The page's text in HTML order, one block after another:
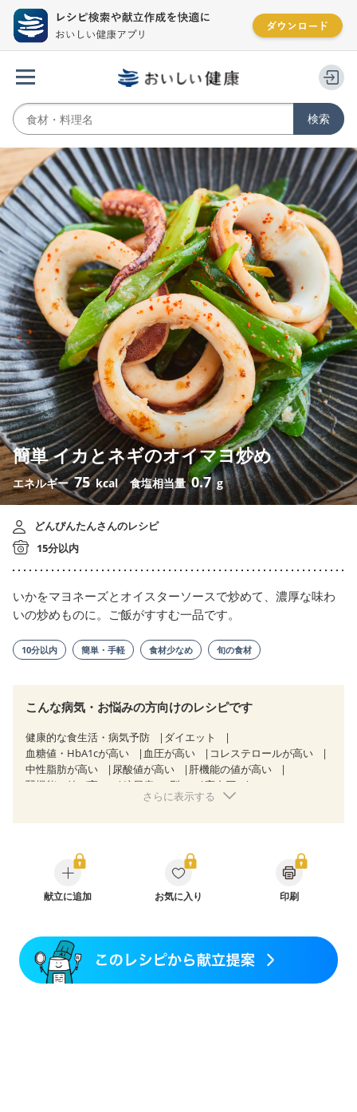
簡単 イカとネギのオイマヨ炒め
エネルギー75 kcal 食塩相当量0.7 g
どんぴんたんさんのレシピ
15分以内
いかをマヨネーズとオイスターソースで炒めて、濃厚な味わ
いの炒めものに。ご飯がすすむ一品です。
10分以内 簡単・手軽 食材少なめ 旬の食材
こんな病気・お悩みの方向けのレシピです
健康的な食生活・病気予防
ダイエット
血糖値・HbA1cが高い
血圧が高い
コレステロールが高い
中性脂肪が高い
尿酸値が高い
肝機能の値が高い
腎機能の値が高い
糖尿病（2型）
高血圧
胃ポリープ 逆流性食道炎
CKD（ステージ２）
CKD（ステージ３a）
CKD（ステージ３b）
乳がん（抗がん剤治療中）
乳がん（ホルモン療法中）
乳がん（放射線治療中）
貧血対策
さらに表示する
献立に追加 お気に入り 印刷